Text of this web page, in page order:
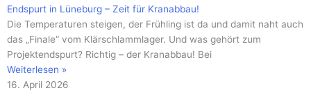
Endspurt in Lüneburg – Zeit für Kranabbau!
Die Temperaturen steigen, der Frühling ist da und damit naht auch
das „Finale“ vom Klärschlammlager. Und was gehört zum
Projektendspurt? Richtig – der Kranabbau! Bei
Weiterlesen »
16. April 2026